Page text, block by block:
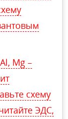
Mg –
схему
ЭДС,